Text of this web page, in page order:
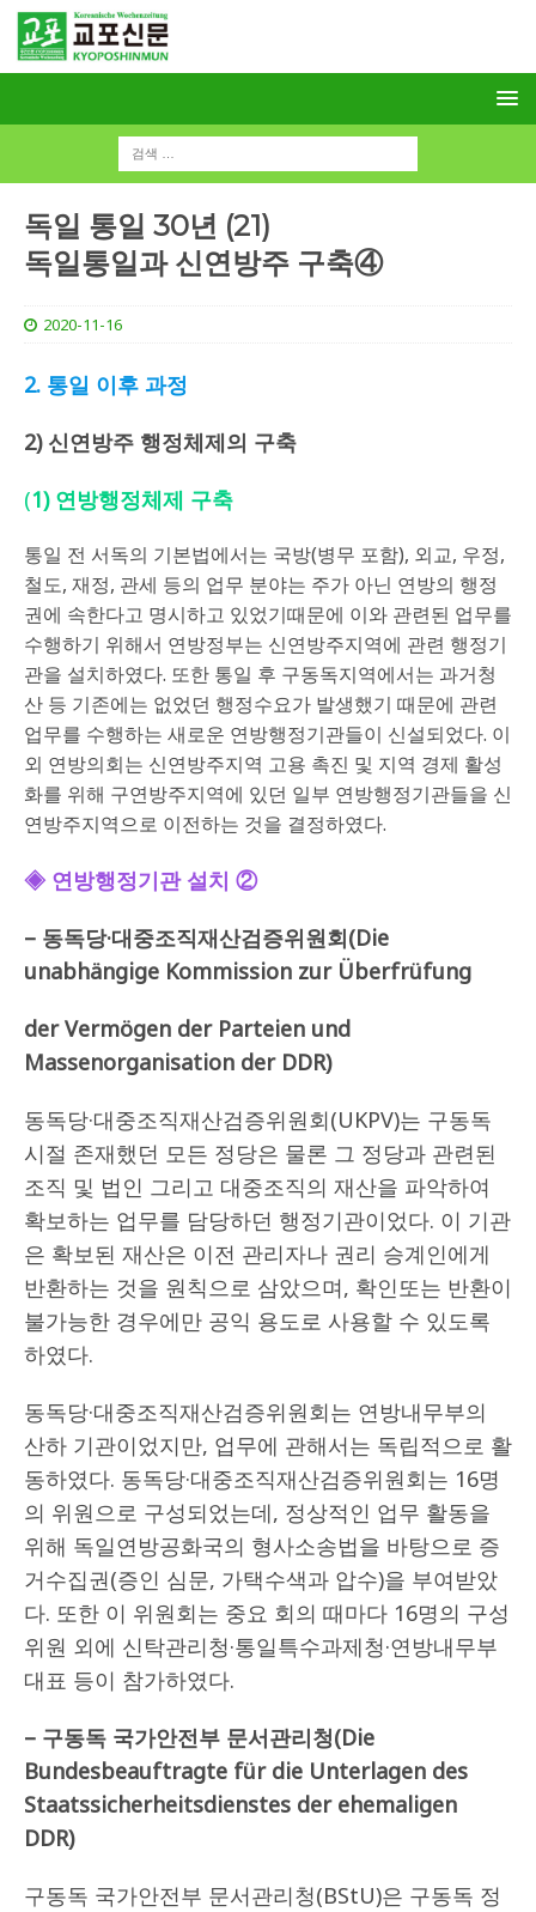
독일 통일 30년 (21)
독일통일과 신연방주 구축④
2020-11-16
2. 통일 이후 과정
2) 신연방주 행정체제의 구축
(1) 연방행정체제 구축
통일 전 서독의 기본법에서는 국방(병무 포함), 외교, 우정,
철도, 재정, 관세 등의 업무 분야는 주가 아닌 연방의 행정
권에 속한다고 명시하고 있었기때문에 이와 관련된 업무를
수행하기 위해서 연방정부는 신연방주지역에 관련 행정기
관을 설치하였다. 또한 통일 후 구동독지역에서는 과거청
산 등 기존에는 없었던 행정수요가 발생했기 때문에 관련
업무를 수행하는 새로운 연방행정기관들이 신설되었다. 이
외 연방의회는 신연방주지역 고용 촉진 및 지역 경제 활성
화를 위해 구연방주지역에 있던 일부 연방행정기관들을 신
연방주지역으로 이전하는 것을 결정하였다.
◈ 연방행정기관 설치 ②
– 동독당·대중조직재산검증위원회(Die
unabhängige Kommission zur Überfrüfung
der Vermögen der Parteien und
Massenorganisation der DDR)
동독당·대중조직재산검증위원회(UKPV)는 구동독
시절 존재했던 모든 정당은 물론 그 정당과 관련된
조직 및 법인 그리고 대중조직의 재산을 파악하여
확보하는 업무를 담당하던 행정기관이었다. 이 기관
은 확보된 재산은 이전 관리자나 권리 승계인에게
반환하는 것을 원칙으로 삼았으며, 확인또는 반환이
불가능한 경우에만 공익 용도로 사용할 수 있도록
하였다.
동독당·대중조직재산검증위원회는 연방내무부의
산하 기관이었지만, 업무에 관해서는 독립적으로 활
동하였다. 동독당·대중조직재산검증위원회는 16명
의 위원으로 구성되었는데, 정상적인 업무 활동을
위해 독일연방공화국의 형사소송법을 바탕으로 증
거수집권(증인 심문, 가택수색과 압수)을 부여받았
다. 또한 이 위원회는 중요 회의 때마다 16명의 구성
위원 외에 신탁관리청·통일특수과제청·연방내무부
대표 등이 참가하였다.
– 구동독 국가안전부 문서관리청(Die
Bundesbeauftragte für die Unterlagen des
Staatssicherheitsdienstes der ehemaligen
DDR)
구동독 국가안전부 문서관리청(BStU)은 구동독 정